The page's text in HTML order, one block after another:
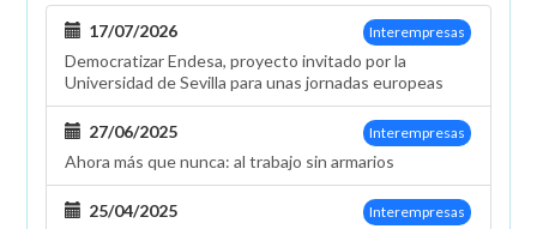
Rodríguez
en
Ponferrada
Interempresas
17/07/2026
Democratizar Endesa, proyecto invitado por la
Universidad de Sevilla para unas jornadas europeas
Interempresas
27/06/2025
Ahora más que nunca: al trabajo sin armarios
Interempresas
25/04/2025